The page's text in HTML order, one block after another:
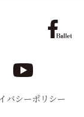
バシーポリシー